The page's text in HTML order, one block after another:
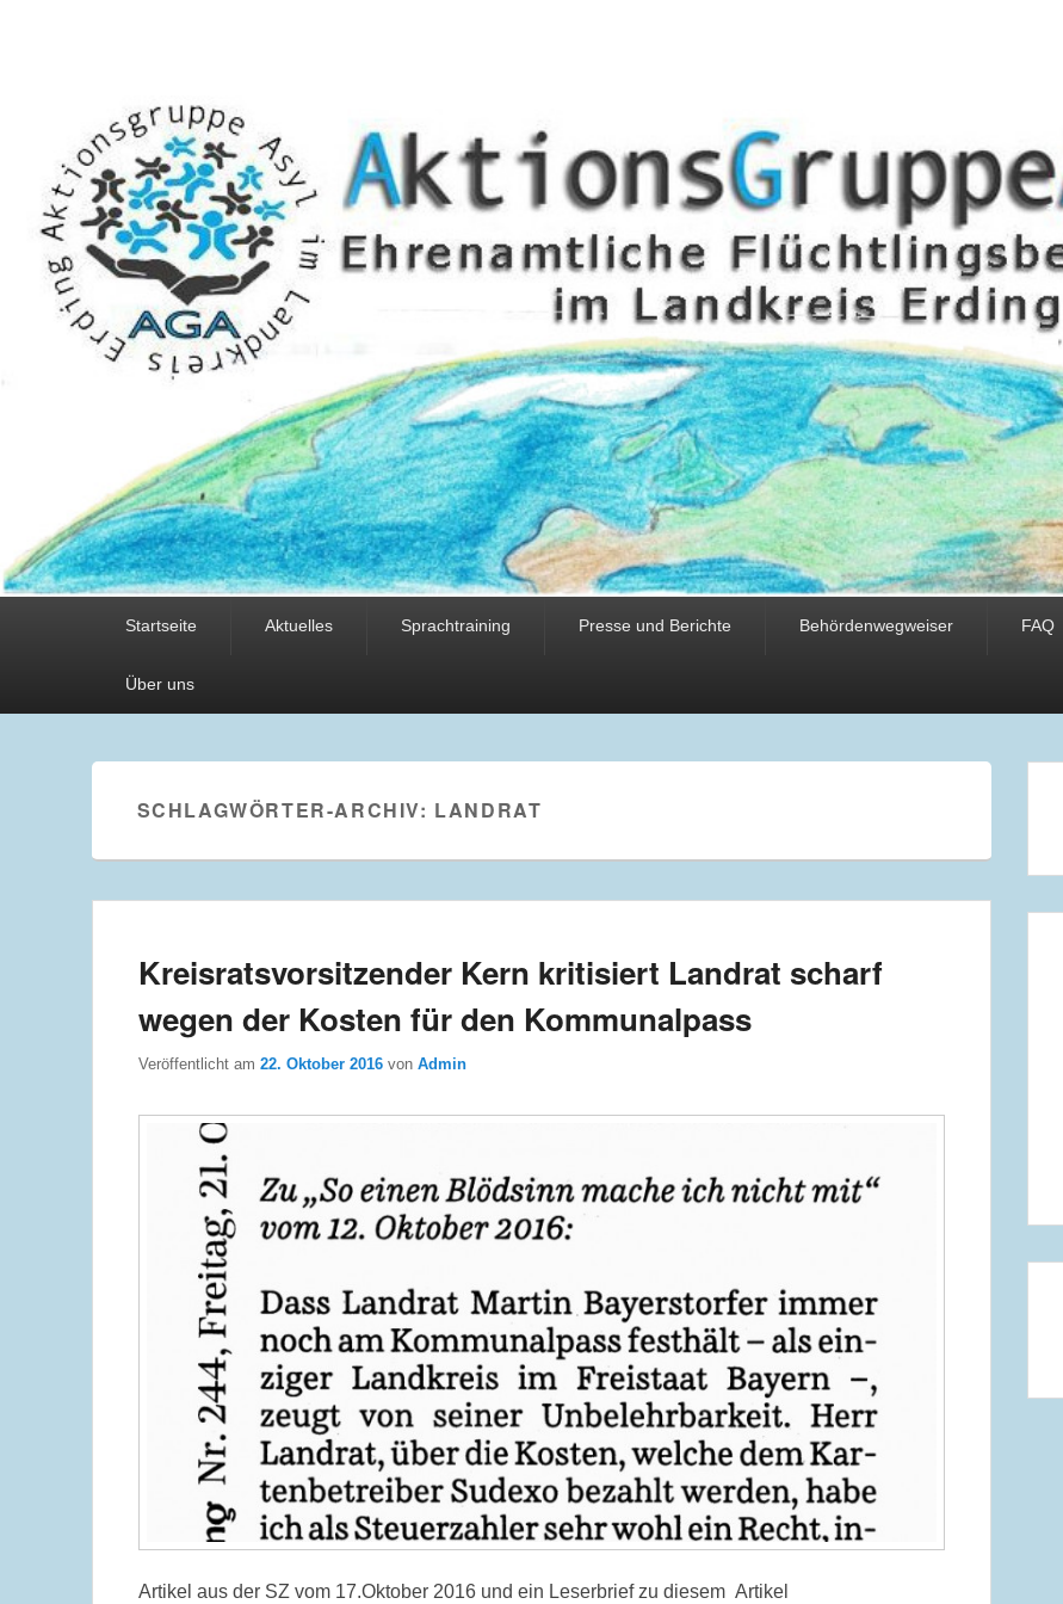
Startseite Aktuelles Sprachtraining Presse und Berichte Behördenwegweiser FAQ
Über uns
SCHLAGWÖRTER-ARCHIV: LANDRAT
Kreisratsvorsitzender Kern kritisiert Landrat scharf
wegen der Kosten für den Kommunalpass
Veröffentlicht am 22. Oktober 2016 von Admin
Artikel aus der SZ vom 17.Oktober 2016 und ein Leserbrief zu diesem Artikel